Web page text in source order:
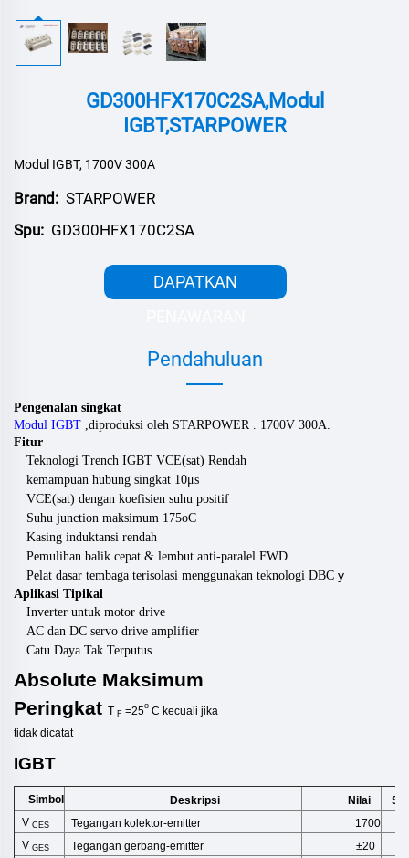
GD300HFX170C2SA,Modul
IGBT,STARPOWER
Modul IGBT, 1700V 300A
Brand: STARPOWER
Spu: GD300HFX170C2SA
DAPATKAN
Pendahuluan
Pengenalan singkat
Modul IGBT diproduksi oleh STARPOWER 1700V 300A.
Fitur
Teknologi Trench IGBT VCE(sat) Rendah
kemampuan hubung singkat 10μs
VCE(sat) dengan koefisien suhu positif
Suhu junction maksimum 175oC
Kasing induktansi rendah
Pemulihan balik cepat & lembut anti-paralel FWD
Pelat dasar tembaga terisolasi menggunakan teknologi DBC y
Aplikasi Tipikal
Inverter untuk motor drive
AC dan DC servo drive amplifier
Catu Daya Tak Terputus
Absolute Maksimum
Peringkat T F =25o C kecuali jika
tidak dicatat
IGBT
Simbol Deskripsi Nilai
VCES Tegangan kolektor-emitter 1700
VGES Tegangan gerbang-emitter ±20